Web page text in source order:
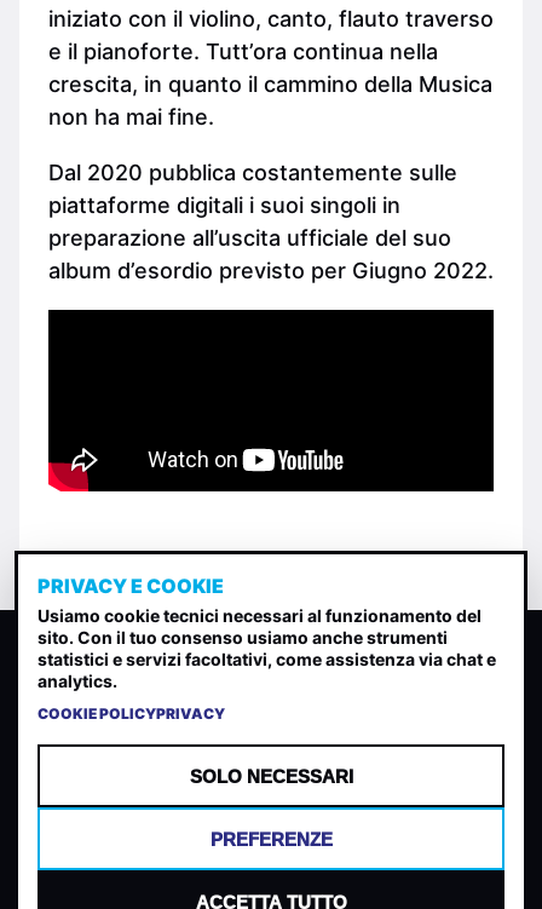
iniziato con il violino, canto, flauto traverso
e il pianoforte. Tutt’ora continua nella
crescita, in quanto il cammino della Musica
non ha mai fine.
Dal 2020 pubblica costantemente sulle
piattaforme digitali i suoi singoli in
preparazione all’uscita ufficiale del suo
album d’esordio previsto per Giugno 2022.
CLASSIFICA INDIE
Classifica per indice di gradimento generata dall analisi di
TERMINI E CONDIZIONI PRIVACY POLICY
COOKIES PREFERENZE COOKIES
PRIVACY E COOKIE
Usiamo cookie tecnici necessari al funzionamento del
sito. Con il tuo consenso usiamo anche strumenti
statistici e servizi facoltativi, come assistenza via chat e
analytics.
COOKIE POLICYPRIVACY
SOLO NECESSARI
PREFERENZE
ACCETTA TUTTO